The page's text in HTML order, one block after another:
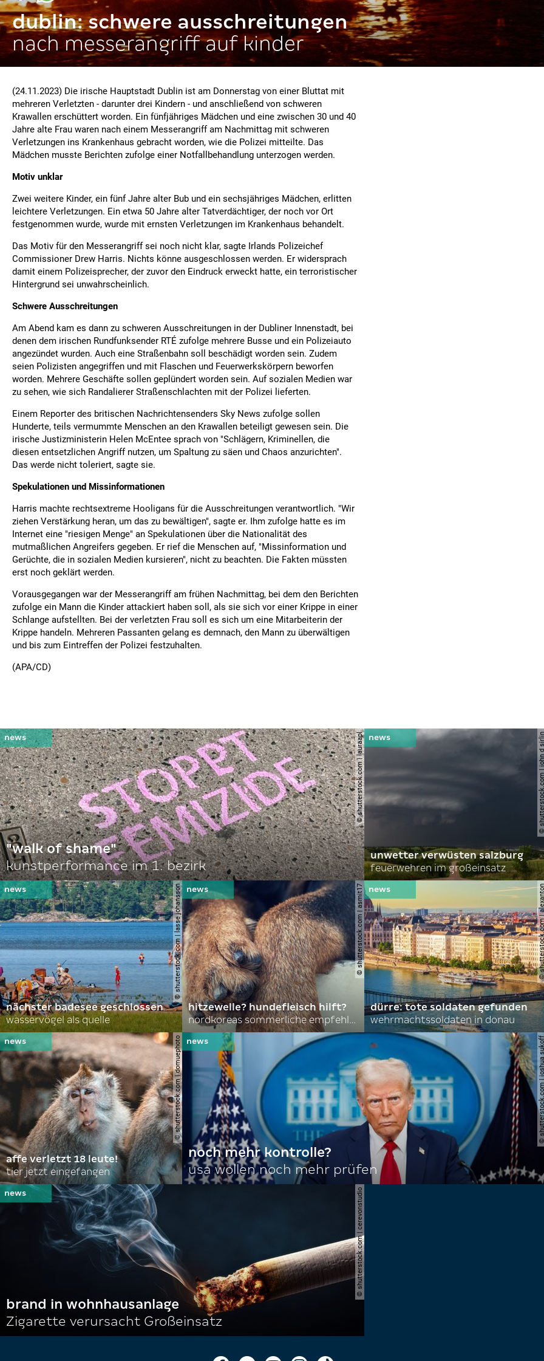
dublin: schwere ausschreitungen
nach messerangriff auf kinder
(24.11.2023) Die irische Hauptstadt Dublin ist am Donnerstag von einer Bluttat mit
mehreren Verletzten - darunter drei Kindern - und anschließend von schweren
Krawallen erschüttert worden. Ein fünfjähriges Mädchen und eine zwischen 30 und 40
Jahre alte Frau waren nach einem Messerangriff am Nachmittag mit schweren
Verletzungen ins Krankenhaus gebracht worden, wie die Polizei mitteilte. Das
Mädchen musste Berichten zufolge einer Notfallbehandlung unterzogen werden.
Motiv unklar
Zwei weitere Kinder, ein fünf Jahre alter Bub und ein sechsjähriges Mädchen, erlitten
leichtere Verletzungen. Ein etwa 50 Jahre alter Tatverdächtiger, der noch vor Ort
festgenommen wurde, wurde mit ernsten Verletzungen im Krankenhaus behandelt.
Das Motiv für den Messerangriff sei noch nicht klar, sagte Irlands Polizeichef
Commissioner Drew Harris. Nichts könne ausgeschlossen werden. Er widersprach
damit einem Polizeisprecher, der zuvor den Eindruck erweckt hatte, ein terroristischer
Hintergrund sei unwahrscheinlich.
Schwere Ausschreitungen
Am Abend kam es dann zu schweren Ausschreitungen in der Dubliner Innenstadt, bei
denen dem irischen Rundfunksender RTÉ zufolge mehrere Busse und ein Polizeiauto
angezündet wurden. Auch eine Straßenbahn soll beschädigt worden sein. Zudem
seien Polizisten angegriffen und mit Flaschen und Feuerwerkskörpern beworfen
worden. Mehrere Geschäfte sollen geplündert worden sein. Auf sozialen Medien war
zu sehen, wie sich Randalierer Straßenschlachten mit der Polizei lieferten.
Einem Reporter des britischen Nachrichtensenders Sky News zufolge sollen
Hunderte, teils vermummte Menschen an den Krawallen beteiligt gewesen sein. Die
irische Justizministerin Helen McEntee sprach von "Schlägern, Kriminellen, die
diesen entsetzlichen Angriff nutzen, um Spaltung zu säen und Chaos anzurichten".
Das werde nicht toleriert, sagte sie.
Spekulationen und Missinformationen
Harris machte rechtsextreme Hooligans für die Ausschreitungen verantwortlich. "Wir
ziehen Verstärkung heran, um das zu bewältigen", sagte er. Ihm zufolge hatte es im
Internet eine "riesigen Menge" an Spekulationen über die Nationalität des
mutmaßlichen Angreifers gegeben. Er rief die Menschen auf, "Missinformation und
Gerüchte, die in sozialen Medien kursieren", nicht zu beachten. Die Fakten müssten
erst noch geklärt werden.
Vorausgegangen war der Messerangriff am frühen Nachmittag, bei dem den Berichten
zufolge ein Mann die Kinder attackiert haben soll, als sie sich vor einer Krippe in einer
Schlange aufstellten. Bei der verletzten Frau soll es sich um eine Mitarbeiterin der
Krippe handeln. Mehreren Passanten gelang es demnach, den Mann zu überwältigen
und bis zum Eintreffen der Polizei festzuhalten.
(APA/CD)
© shutterstock.com | lauraapl
"walk of shame"
kunstperformance im 1. bezirk
©
unwetter verwüsten salzburg
feuerwehren im großeinsatz
© shutterstock.com | lasse johansson
nächster badesee geschlossen
wasservögel als quelle
© shutterstock.com | asmit17
hitzewelle? hundefleisch hilft?
nordkoreas sommerliche empfehlungen
©
dürre: tote soldaten gefunden
wehrmachtssoldaten in donau
© shutterstock.com | domuephoto
affe verletzt 18 leute!
tier jetzt eingefangen
©
noch mehr kontrolle?
usa wollen noch mehr prüfen
© shutterstock.com | cerevonstudio
brand in wohnhausanlage
Zigarette verursacht Großeinsatz